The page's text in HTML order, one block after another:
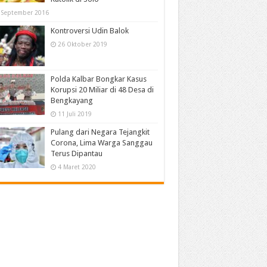
2016
Kontroversi Udin Balok
26 Oktober 2019
Polda Kalbar Bongkar Kasus
Korupsi 20 Miliar di 48 Desa di
Bengkayang
11 Juli 2019
Pulang dari Negara Tejangkit
Corona, Lima Warga Sanggau
Terus Dipantau
4 Maret 2020